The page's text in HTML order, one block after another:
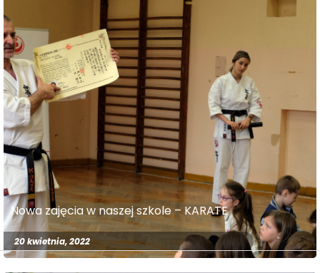
Nowa zajęcia w naszej szkole – KARATE
20 kwietnia, 2022